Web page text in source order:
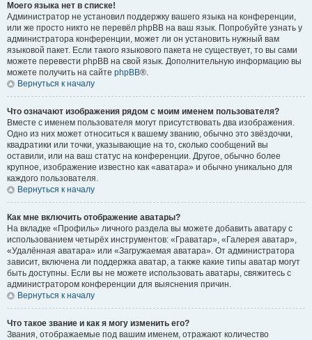
Моего языка нет в списке!
Администратор не установил поддержку вашего языка на конференции,
или же просто никто не перевёл phpBB на ваш язык. Попробуйте узнать у
администратора конференции, может ли он установить нужный вам
языковой пакет. Если такого языкового пакета не существует, то вы сами
можете перевести phpBB на свой язык. Дополнительную информацию вы
можете получить на сайте phpBB®.
Вернуться к началу
Что означают изображения рядом с моим именем пользователя?
Вместе с именем пользователя могут присутствовать два изображения.
Одно из них может относиться к вашему званию, обычно это звёздочки,
квадратики или точки, указывающие на то, сколько сообщений вы
оставили, или на ваш статус на конференции. Другое, обычно более
крупное, изображение известно как «аватара» и обычно уникально для
каждого пользователя.
Вернуться к началу
Как мне включить отображение аватары?
На вкладке «Профиль» личного раздела вы можете добавить аватару с
использованием четырёх инструментов: «Граватар», «Галерея аватар»,
«Удалённая аватара» или «Загружаемая аватара». От администратора
зависит, включена ли поддержка аватар, а также какие типы аватар могут
быть доступны. Если вы не можете использовать аватары, свяжитесь с
администратором конференции для выяснения причин.
Вернуться к началу
Что такое звание и как я могу изменить его?
Звания, отображаемые под вашим именем, отражают количество